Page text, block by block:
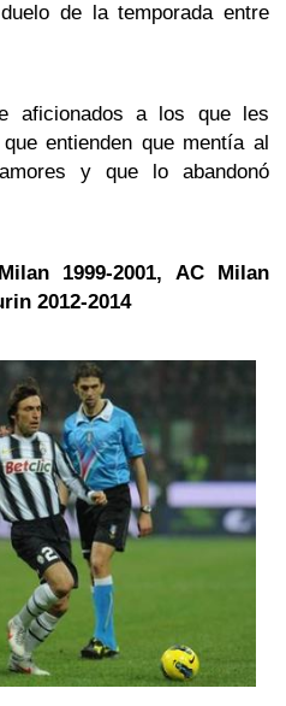
de la temporada entre
aficionados a los que les
entienden que mentía al
y que lo abandonó
1999-2001, AC Milan
2012-2014